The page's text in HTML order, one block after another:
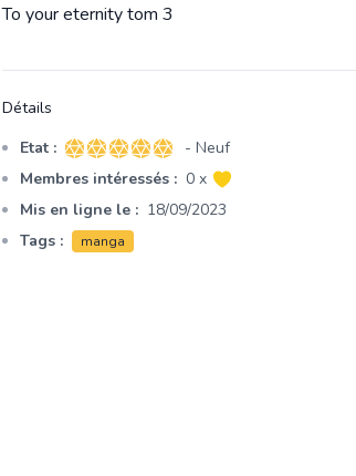
Description
To your eternity tom 3
Détails
Etat : 5 sur 5 étoiles
- Neuf
Membres intéressés : 0 x
Mis en ligne le : 18/09/2023
Tags :
manga